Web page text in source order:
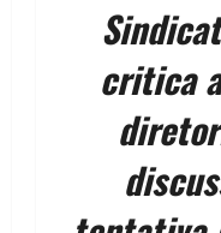
critica